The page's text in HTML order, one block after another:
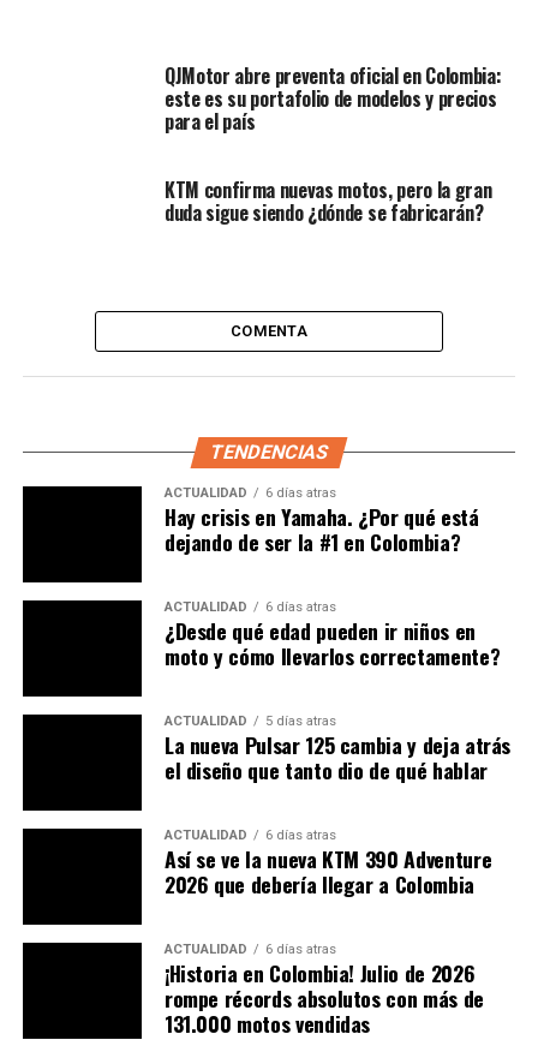
El problema afecta a motos comercializadas en el
mercado estadounidense, aunque no se descarta que
unidades en otros países, puedan estar comprometidas
¿Qué trae WMOTO para su portafolio? conoce
las motos Cruiser AMT 125 y la EZ125i
por qué es grave?
El defecto identificado se relaciona con uncomponente
rueda trasera podría perder su integridad estructural y
romperse». El informe añade que esto podría ocurrir
mientras se conduce, lo que podría aumentar el riesgo
de accidente y lesiones.
¿Riesgo potencial para los
conductores?
Aunque no se han reportado incidentes graves hasta la
fecha, Ducati ha decidido
El fallo, aunque poco frecuente, puede llegar a tener un
gran impacto, mas que todo en motos de alto
En motos de más de 200 caballos de fuerza, un fallo
estructural más la fuerza de los frenos no es un detalle
: puede ser la diferencia entre un susto y un
accidente fatal.
QJMotor abre preventa oficial en Colombia:
este es su portafolio de modelos y precios
para el país
KTM confirma nuevas motos, pero la gran
duda sigue siendo ¿dónde se fabricarán?
COMENTA
TENDENCIAS
ACTUALIDAD 6 días atras
Hay crisis en Yamaha. ¿Por qué está
dejando de ser la #1 en Colombia?
ACTUALIDAD 6 días atras
¿Desde qué edad pueden ir niños en
moto y cómo llevarlos correctamente?
ACTUALIDAD 5 días atras
La nueva Pulsar 125 cambia y deja atrás
el diseño que tanto dio de qué hablar
ACTUALIDAD 6 días atras
Así se ve la nueva KTM 390 Adventure
2026 que debería llegar a Colombia
ACTUALIDAD 6 días atras
¡Historia en Colombia! Julio de 2026
rompe récords absolutos con más de
131.000 motos vendidas